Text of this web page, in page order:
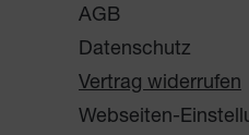
AGB
Datenschutz
Vertrag widerrufen
Webseiten-